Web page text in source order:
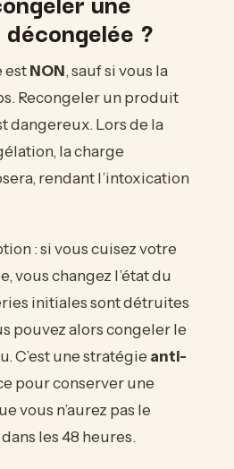
?
estNON, sauf si vous la
Recongeler un produit
dangereux. Lors de la
la charge
rendant l’intoxication
: si vous cuisez votre
vous changez l’état du
initiales sont détruites
pouvez alors congeler le
C’est une stratégie anti-
pour conserver une
vous n’aurez pas le
les 48 heures.